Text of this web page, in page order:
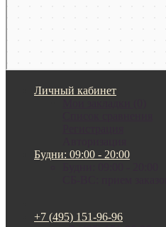
Личный кабинет
Будни: 09:00 - 20:00
+7 (495) 151-96-96